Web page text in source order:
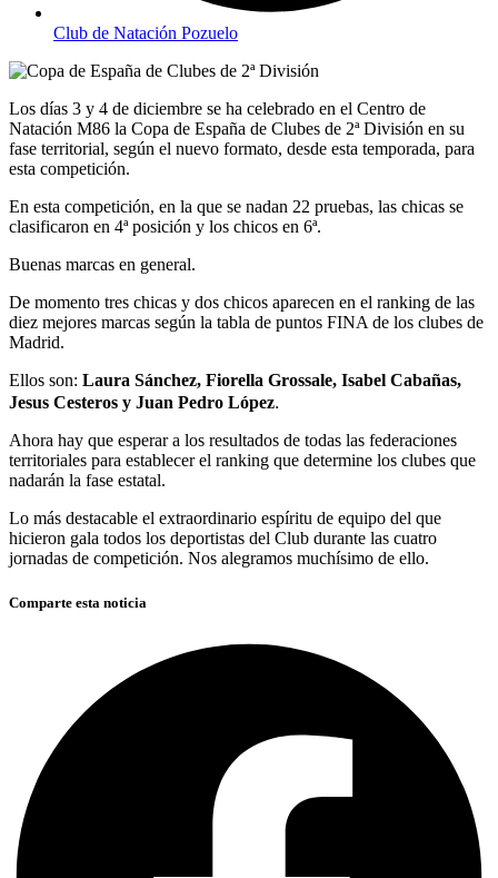
Club de Natación Pozuelo
Los días 3 y 4 de diciembre se ha celebrado en el Centro de
Natación M86 la Copa de España de Clubes de 2ª División en su
fase territorial, según el nuevo formato, desde esta temporada, para
esta competición.
En esta competición, en la que se nadan 22 pruebas, las chicas se
clasificaron en 4ª posición y los chicos en 6ª.
Buenas marcas en general.
De momento tres chicas y dos chicos aparecen en el ranking de las
diez mejores marcas según la tabla de puntos FINA de los clubes de
Madrid.
Ellos son: Laura Sánchez, Fiorella Grossale, Isabel Cabañas,
Jesus Cesteros y Juan Pedro López.
Ahora hay que esperar a los resultados de todas las federaciones
territoriales para establecer el ranking que determine los clubes que
nadarán la fase estatal.
Lo más destacable el extraordinario espíritu de equipo del que
hicieron gala todos los deportistas del Club durante las cuatro
jornadas de competición. Nos alegramos muchísimo de ello.
Comparte esta noticia